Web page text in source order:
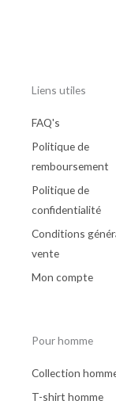
Liens utiles
FAQ's
Politique de
remboursement
Politique de
confidentialité
Conditions
vente
Mon compte
Pour homme
Collection
T-shirt homme